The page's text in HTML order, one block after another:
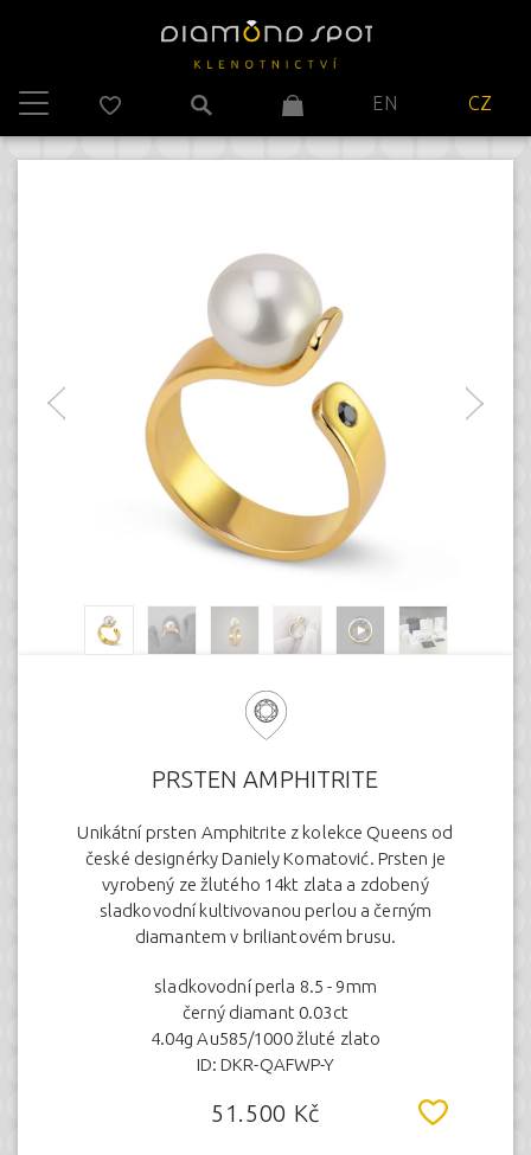
EN CZ
PRSTEN AMPHITRITE
Unikátní prsten Amphitrite z kolekce Queens od
české designérky Daniely Komatović. Prsten je
vyrobený ze žlutého 14kt zlata a zdobený
sladkovodní kultivovanou perlou a černým
diamantem v briliantovém brusu.
sladkovodní perla 8.5 - 9mm
černý diamant 0.03ct
4.04g Au585/1000 žluté zlato
ID: DKR-QAFWP-Y
51.500 Kč